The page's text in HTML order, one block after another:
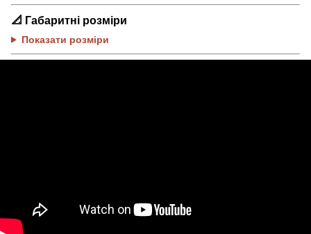
📐 Габаритні розміри
Показати розміри